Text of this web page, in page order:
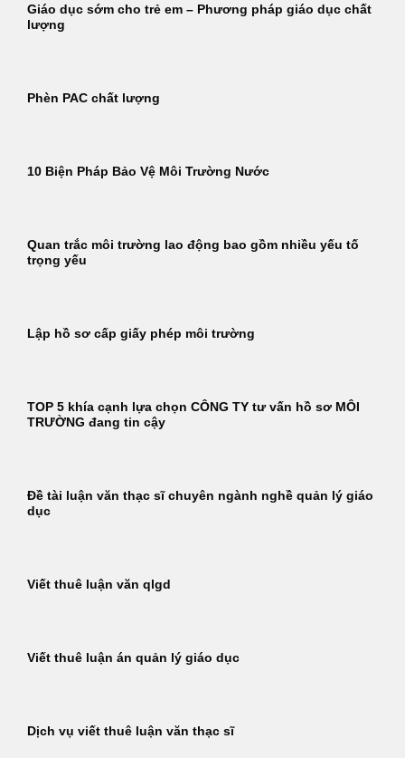
Giáo dục sớm cho trẻ em – Phương pháp giáo dục chất
lượng
Phèn PAC chất lượng
10 Biện Pháp Bảo Vệ Môi Trường Nước
Quan trắc môi trường lao động bao gồm nhiều yếu tố
trọng yếu
Lập hồ sơ cấp giấy phép môi trường
TOP 5 khía cạnh lựa chọn CÔNG TY tư vấn hồ sơ MÔI
TRƯỜNG đang tin cậy
Đề tài luận văn thạc sĩ chuyên ngành nghề quản lý giáo
dục
Viết thuê luận văn qlgd
Viết thuê luận án quản lý giáo dục
Dịch vụ viết thuê luận văn thạc sĩ